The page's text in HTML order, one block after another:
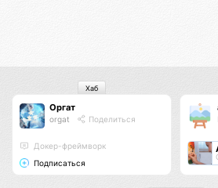
Оргат
orgat Поделиться
Докер-фреймворк
Подписаться
Хаб